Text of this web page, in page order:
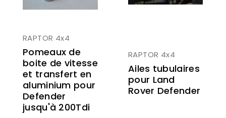
RAPTOR 4x4
Pomeaux de
boite de vitesse
et transfert en
aluminium pour
Defender
jusqu'à 200Tdi
RAPTOR 4x4
Ailes tubulaires
pour Land
Rover Defender